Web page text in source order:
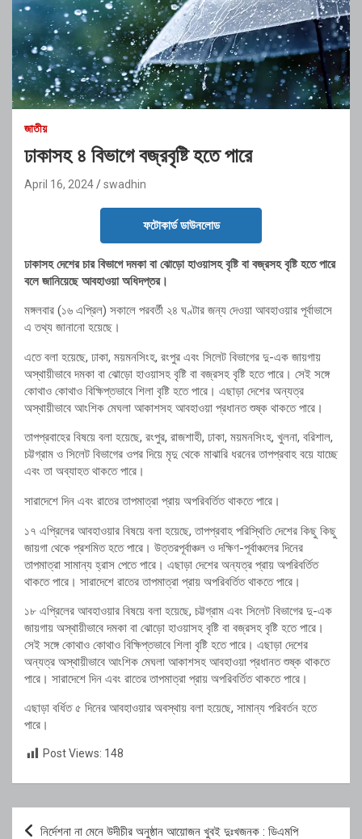
জাতীয়
ঢাকাসহ ৪ বিভাগে বজ্রবৃষ্টি হতে পারে
April 16, 2024 swadhin
ফটোকার্ড ডাউনলোড
ঢাকাসহ দেশের চার বিভাগে দমকা বা ঝোড়ো হাওয়াসহ বৃষ্টি বা বজ্রসহ বৃষ্টি হতে পারে
বলে জানিয়েছে আবহাওয়া অধিদপ্তর।
মঙ্গলবার (১৬ এপ্রিল) সকালে পরবর্তী ২৪ ঘণ্টার জন্য দেওয়া আবহাওয়ার পূর্বাভাসে
এ তথ্য জানানো হয়েছে।
এতে বলা হয়েছে, ঢাকা, ময়মনসিংহ, রংপুর এবং সিলেট বিভাগের দু-এক জায়গায়
অস্থায়ীভাবে দমকা বা ঝোড়ো হাওয়াসহ বৃষ্টি বা বজ্রসহ বৃষ্টি হতে পারে। সেই সঙ্গে
কোথাও কোথাও বিক্ষিপ্তভাবে শিলা বৃষ্টি হতে পারে। এছাড়া দেশের অন্যত্র
অস্থায়ীভাবে আংশিক মেঘলা আকাশসহ আবহাওয়া প্রধানত শুষ্ক থাকতে পারে।
তাপপ্রবাহের বিষয়ে বলা হয়েছে, রংপুর, রাজশাহী, ঢাকা, ময়মনসিংহ, খুলনা, বরিশাল,
চট্টগ্রাম ও সিলেট বিভাগের ওপর দিয়ে মৃদু থেকে মাঝারি ধরনের তাপপ্রবাহ বয়ে যাচ্ছে
এবং তা অব্যাহত থাকতে পারে।
সারাদেশে দিন এবং রাতের তাপমাত্রা প্রায় অপরিবর্তিত থাকতে পারে।
১৭ এপ্রিলের আবহাওয়ার বিষয়ে বলা হয়েছে, তাপপ্রবাহ পরিস্থিতি দেশের কিছু কিছু
জায়গা থেকে প্রশমিত হতে পারে। উত্তরপূর্বাঞ্চল ও দক্ষিণ-পূর্বাঞ্চলের দিনের
তাপমাত্রা সামান্য হ্রাস পেতে পারে। এছাড়া দেশের অন্যত্র প্রায় অপরিবর্তিত
থাকতে পারে। সারাদেশে রাতের তাপমাত্রা প্রায় অপরিবর্তিত থাকতে পারে।
১৮ এপ্রিলের আবহাওয়ার বিষয়ে বলা হয়েছে, চট্টগ্রাম এবং সিলেট বিভাগের দু-এক
জায়গায় অস্থায়ীভাবে দমকা বা ঝোড়ো হাওয়াসহ বৃষ্টি বা বজ্রসহ বৃষ্টি হতে পারে।
সেই সঙ্গে কোথাও কোথাও বিক্ষিপ্তভাবে শিলা বৃষ্টি হতে পারে। এছাড়া দেশের
অন্যত্র অস্থায়ীভাবে আংশিক মেঘলা আকাশসহ আবহাওয়া প্রধানত শুষ্ক থাকতে
পারে। সারাদেশে দিন এবং রাতের তাপমাত্রা প্রায় অপরিবর্তিত থাকতে পারে।
এছাড়া বর্ধিত ৫ দিনের আবহাওয়ার অবস্থায় বলা হয়েছে, সামান্য পরিবর্তন হতে
পারে।
Post Views: 148
Post
নির্দেশনা না মেনে উদীচীর অনুষ্ঠান আয়োজন খুবই দুঃখজনক : ডিএমপি